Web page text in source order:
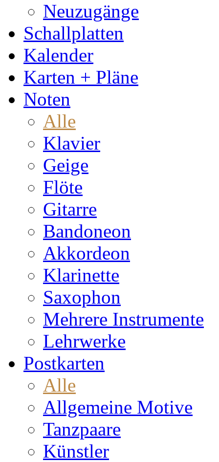
Neuzugänge
Schallplatten
Kalender
Karten + Pläne
Noten
Alle
Klavier
Geige
Flöte
Gitarre
Bandoneon
Akkordeon
Klarinette
Saxophon
Mehrere Instrumente
Lehrwerke
Postkarten
Alle
Allgemeine Motive
Tanzpaare
Künstler